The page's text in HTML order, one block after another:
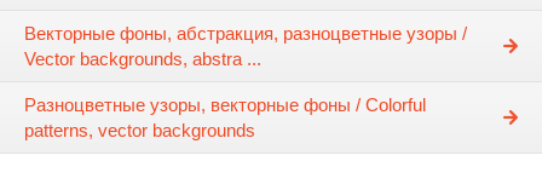
Векторные фоны, абстракция, разноцветные узоры /
Vector backgrounds, abstra ...
Разноцветные узоры, векторные фоны / Colorful
patterns, vector backgrounds